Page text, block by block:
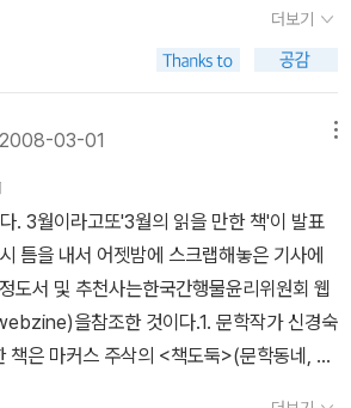
의 나는 탁하고 두꺼워졌다. 아마도, 내가 그
금도 사랑하는 사람들이 앞에 있으면 불쑥
그리지는 않는다. 보나르의 핑크, 뷔야르의
로의 세룰리언블루, 코로의 올리브그린을 사
는 전방위적이예요. 배우는 물론 기본베이스
완서) 만화가(김진) 건축가(황두진) 디자
본창) DJ(전영혁) 등등. 그래서 인터뷰집
해 주죠, 그러니까 말하자면, 아 이런 생각을
있구나, 하는 재미요. 세상엔 정말 다양한 사
하며 각각의 스타일로 살아가고 있구나...
아마도, 제가 인터뷰라는 걸 읽는 최고의
터뷰집은, 말하자면, 사실과 비유의 비율을
, 인터뷰이와 인터뷰어의 비율이 6:4 정도
색깔이 너무 강해서 김혜리가 인터뷰하는
은 김혜리의 아우라를 덧입고 있다는 느낌
대로 된 문장은 이래요. -가상과 현실, 혹은
섞인 앨리스의 이상한 나라가 오늘날 디지
점점 실현되고 있다. 5. saint236님 - 세상
7열: 학습 시간을 조직하는 데 모든 정열을
는 동17열: 교육 과정을 밟을 수 있는 권리
하고 있었다.=======saint236님의 덧
정치 교육입니다. 남아프리카공화국의 로
이 겪은 일들을 기록한 책입니다.6. 4대강
이야기사이덴스티커의 '도쿄이야기' - 연달
흥미로운 책인데 번역이 엉망이라 반복해서
열: 기후가 늦여름에서 가을로 옮겨가는 것
초여름에 걸쳐서 때때로 큰 비가 내린다. --
체성이 한창 형성되어지는 시기에 겪어야하
아마도 어른이 된 지금도 그녀는 여전히 아
거라고 믿는다.30. 유재현의 <아시아의 기억
해 최고의 책이 될 가능성이 큼. 역시 유재
시키지 않는다. 이걸 여행기라고 말하는게
기억해야할 아시아의 역사와 현재의 삶을
속에 우리 자신의 모습이 그대로 투영되어
리뷰를 쓰야 하는데.....31. 조반니노 과레
으며서는 내내 키득거리며 재밌게 읽었는데
도 없지???32. 신라사학회의 <신라속의 사
음식물쓰레기 버리고 세탁기 두 판째 돌리
이런 거구나 하는 안도감이 든다. (이 단순
운 삶... 털썩.) 내가 벽에 들러붙어 머리를 찧
거나 한눈을 팔거나 정진하거나 상관없이
칠 사이, 봄 맞이로 마련하고 사랑해준 것
. 박뛰엄이 노는 법 (김기정 글, 허구 그
커서 뭐가 될까?' 싶은 어린이들이 있는데,
론 작가는 '아기 돼지 삼형제'를 키우는 아
중에 도대체 어떤 걸 쓰려고 이러는 걸까?
이 어딨어? 정도껏 하시지?' 인데 나도 모
음이 급해지고 (도대체 이 얘기가 어떻게 되
역사 의식이 남는다. 이게 무슨 소리야? 싶
더보기
03-01
. 3월이라고또'3월의 읽을 만한 책'이 발표
틈을 내서 어젯밤에 스크랩해놓은 기사에
도서 및 추천사는한국간행물윤리위원회 웹
을참조한 것이다.1. 문학작가 신경숙
책은 마커스 주삭의 <책도둑>(문학동네, 2